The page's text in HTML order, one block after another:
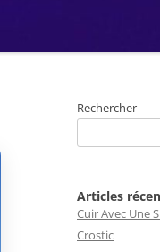
Rechercher
Articles
Cuir Avec Une
Crostic